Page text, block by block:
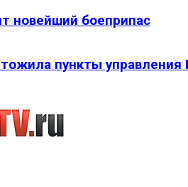
новейший боеприпас
пункты